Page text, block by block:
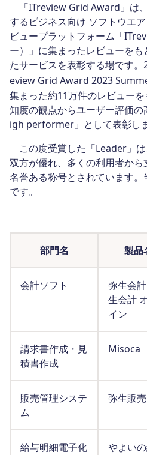
「ITreview Grid Award」は
するビジネス向け ソフトウエ
ビュープラットフォーム「
ー）」に集まったレビューを
たサービスを表彰する場です
eview Grid Award 2023
集まった約11万件のレビュー
知度の観点からユーザー評価
igh performer」として表彰し
この度受賞した「Leader」
双方が優れ、多くの利用者から
名誉ある称号とされています。
です。
部門名 製品
会計ソフト
弥生会
生会計
イン
請求書作成・見
積書作成
Misoca
販売管理システ
ム
弥生販売
給与明細電子化
やよい